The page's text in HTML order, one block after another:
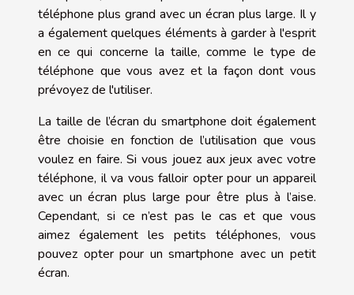
téléphone plus grand avec un écran plus large. Il y
a également quelques éléments à garder à l'esprit
en ce qui concerne la taille, comme le type de
téléphone que vous avez et la façon dont vous
prévoyez de l'utiliser.
La taille de l’écran du smartphone doit également
être choisie en fonction de l’utilisation que vous
voulez en faire. Si vous jouez aux jeux avec votre
téléphone, il va vous falloir opter pour un appareil
avec un écran plus large pour être plus à l’aise.
Cependant, si ce n’est pas le cas et que vous
aimez également les petits téléphones, vous
pouvez opter pour un smartphone avec un petit
écran.